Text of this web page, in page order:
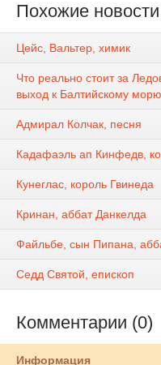
Похожие новости
Цейс, Вальтер, химик
Что реально стоит за
выход к Балтийскому морю
Адмирал Колчак, песня
Кадафаэль ап Кинфедв,
Кунеглас, король Гвинеда
Кринан, аббат Данкелда
Файльбе, сын Пипана,
Седд Святой, епископ
Комментарии (0)
Информация